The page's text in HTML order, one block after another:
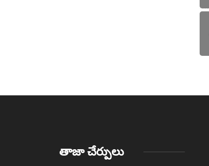
తాజా చేర్పులు